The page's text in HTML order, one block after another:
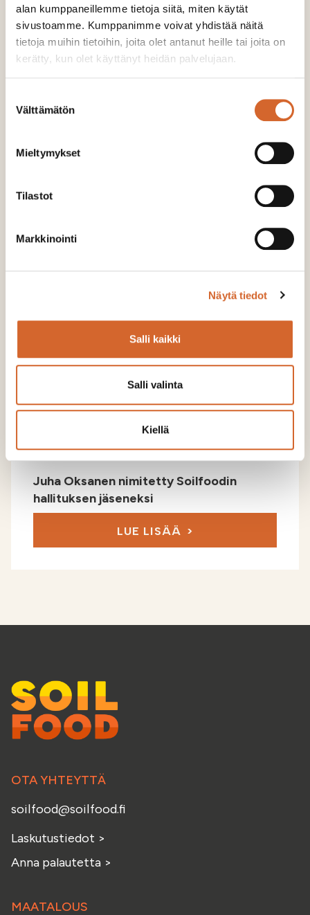
alan kumppaneillemme tietoja siitä, miten käytät
sivustoamme. Kumppanimme voivat yhdistää näitä
tietoja muihin tietoihin, joita olet antanut heille tai joita on
kerätty, kun olet käyttänyt heidän palvelujaan.
valinta
Välttämätön
Mieltymykset
Tilastot
Markkinointi
Näytä tiedot
Salli kaikki
Salli valinta
Kiellä
viljelijää valitsemaan lohkolleen parhaiten
soveltuvan aiheen
Juha Oksanen nimitetty Soilfoodin
hallituksen jäseneksi
LUE LISÄÄ
OTA YHTEYTTÄ
soilfood@soilfood.fi
Laskutustiedot >
Anna palautetta >
MAATALOUS